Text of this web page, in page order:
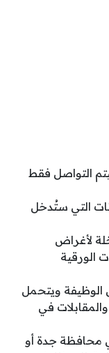
التواصل فقط
التي ستُدخل
لأغراض
الورقية
الوظيفة ويتحمل
في
محافظة جدة أو